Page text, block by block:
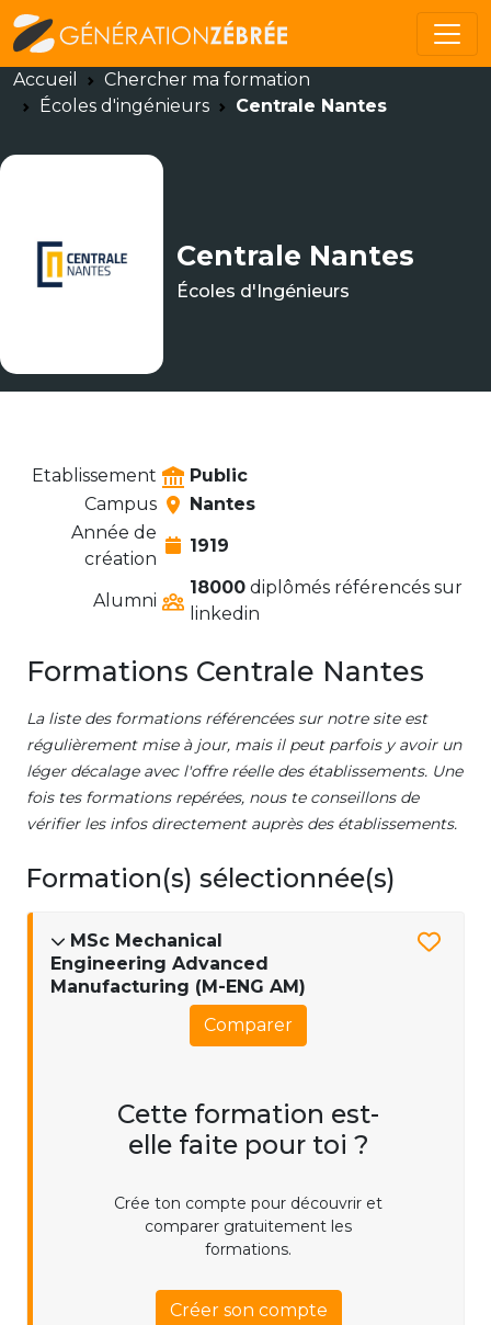
Accueil
Chercher ma formation
Écoles d'ingénieurs
Centrale Nantes
Centrale Nantes
Écoles d'Ingénieurs
Etablissement
Public
Campus
Nantes
Année de
création
1919
Alumni
18000 diplômés référencés sur
linkedin
Formations Centrale Nantes
La liste des formations référencées sur notre site est
régulièrement mise à jour, mais il peut parfois y avoir un
léger décalage avec l'offre réelle des établissements. Une
fois tes formations repérées, nous te conseillons de
vérifier les infos directement auprès des établissements.
Formation(s) sélectionnée(s)
MSc Mechanical
Engineering Advanced
Manufacturing (M-ENG AM)
Comparer
Cette formation est-
elle faite pour toi ?
Crée ton compte pour découvrir et
comparer gratuitement les
formations.
Créer son compte